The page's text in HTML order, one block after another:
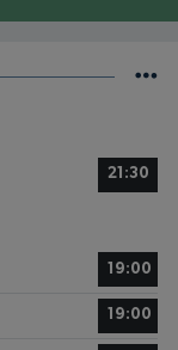
21:30
19:00
19:00